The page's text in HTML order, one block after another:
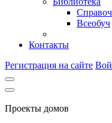
Всеобуч
Контакты
Регистрация на сайте
Проекты домов